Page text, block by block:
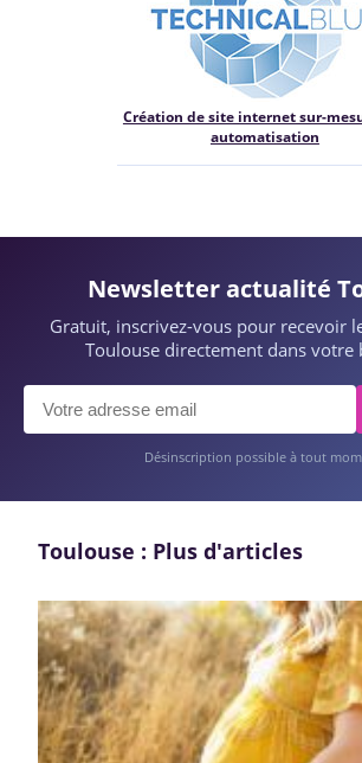
Création de site internet sur-
automatisation
Newsletter actualité
Gratuit, inscrivez-vous pour recevoir
Toulouse directement dans votre
Désinscription possible à tout
Toulouse : Plus d'articles